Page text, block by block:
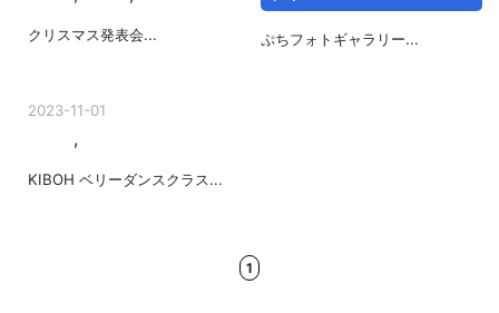
クリスマス発表会... ぷちフォトギャラリー...
2023-11-01
,
KIBOH ベリーダンスクラス...
1